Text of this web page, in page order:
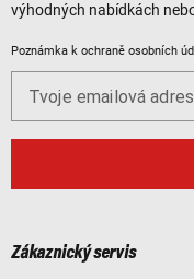
výhodných nabídkách
Poznámka k ochraně osobních
Tvoje emailová
Zákaznický servis